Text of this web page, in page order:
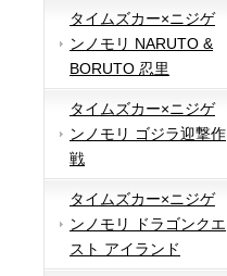
タイムズカー×ニジゲ
ンノモリ NARUTO &
BORUTO 忍里
タイムズカー×ニジゲ
ンノモリ ゴジラ迎撃作
戦
タイムズカー×ニジゲ
ンノモリ ドラゴンクエ
スト アイランド